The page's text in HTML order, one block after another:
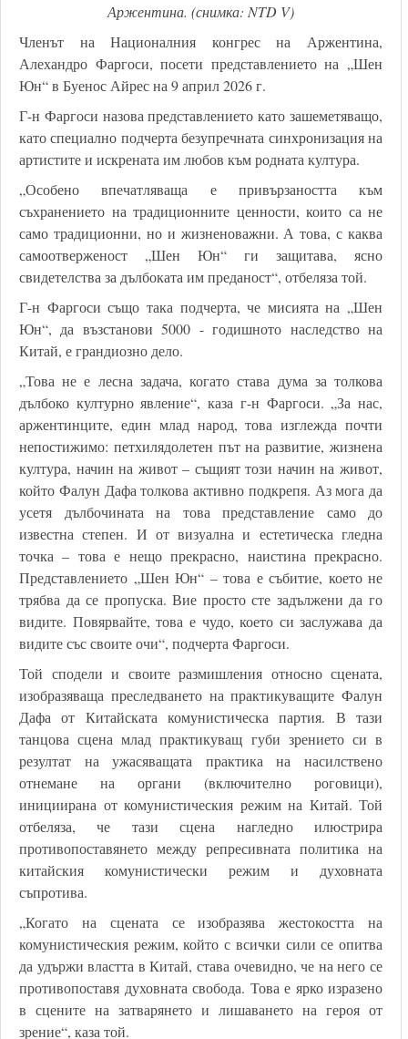
Аржентина. (снимка: NTD V)
Членът на Националния конгрес на Аржентина,
Алехандро Фаргоси, посети представлението на „Шен
Юн“ в Буенос Айрес на 9 април 2026 г.
Г-н Фаргоси назова представлението като зашеметяващо,
като специално подчерта безупречната синхронизация на
артистите и искрената им любов към родната култура.
„Особено впечатляваща е привързаността към
съхранението на традиционните ценности, които са не
само традиционни, но и жизненоважни. А това, с каква
самоотверженост „Шен Юн“ ги защитава, ясно
свидетелства за дълбоката им преданост“, отбеляза той.
Г-н Фаргоси също така подчерта, че мисията на „Шен
Юн“, да възстанови 5000 - годишното наследство на
Китай, е грандиозно дело.
„Това не е лесна задача, когато става дума за толкова
дълбоко културно явление“, каза г-н Фаргоси. „За нас,
аржентинците, един млад народ, това изглежда почти
непостижимо: петхилядолетен път на развитие, жизнена
култура, начин на живот – същият този начин на живот,
който Фалун Дафа толкова активно подкрепя. Аз мога да
усетя дълбочината на това представление само до
известна степен. И от визуална и естетическа гледна
точка – това е нещо прекрасно, наистина прекрасно.
Представлението „Шен Юн“ – това е събитие, което не
трябва да се пропуска. Вие просто сте задължени да го
видите. Повярвайте, това е чудо, което си заслужава да
видите със своите очи“, подчерта Фаргоси.
Той сподели и своите размишления относно сцената,
изобразяваща преследването на практикуващите Фалун
Дафа от Китайската комунистическа партия. В тази
танцова сцена млад практикуващ губи зрението си в
резултат на ужасяващата практика на насилствено
отнемане на органи (включително роговици),
инициирана от комунистическия режим на Китай. Той
отбеляза, че тази сцена нагледно илюстрира
противопоставянето между репресивната политика на
китайския комунистически режим и духовната
съпротива.
„Когато на сцената се изобразява жестокостта на
комунистическия режим, който с всички сили се опитва
да удържи властта в Китай, става очевидно, че на него се
противопоставя духовната свобода. Това е ярко изразено
в сцените на затварянето и лишаването на героя от
зрение“, каза той.